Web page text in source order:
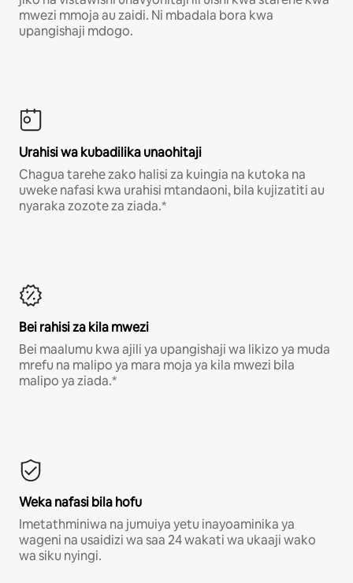
mwezi mmoja au zaidi. Ni mbadala bora kwa
upangishaji mdogo.
Urahisi wa kubadilika unaohitaji
Chagua tarehe zako halisi za kuingia na kutoka na
uweke nafasi kwa urahisi mtandaoni, bila kujizatiti au
nyaraka zozote za ziada.*
Bei rahisi za kila mwezi
Bei maalumu kwa ajili ya upangishaji wa likizo ya muda
mrefu na malipo ya mara moja ya kila mwezi bila
malipo ya ziada.*
Weka nafasi bila hofu
Imetathminiwa na jumuiya yetu inayoaminika ya
wageni na usaidizi wa saa 24 wakati wa ukaaji wako
wa siku nyingi.